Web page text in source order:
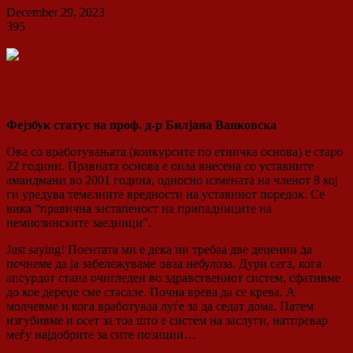
December 29, 2023
395
Фејзбук статус на проф. д-р Билјана Ванковска
Ова со вработувањата (конкурсите по етничка основа) е старо
22 години. Правната основа е онаа внесена со уставните
амандмани во 2001 година, односно измената на членот 8 кој
ги уредува темелните вредности на уставниот поредок. Се
вика “правична застапеност на припадниците на
немнозинските заедници”.
Just saying! Поентата ми е дека ни требаа две децении да
почнеме да ја забележуваме оваа небулоза. Дури сега, кога
апсурдот стана очигледен во здравствениот систем, сфативме
до кое дереџе сме стасале. Почна врева да се крева. А
молчевме и кога вработуваа луѓе за да седат дома. Патем
изгубивме и осет за тоа што е систем на заслуги, натпревар
меѓу најдобрите за сите позиции…